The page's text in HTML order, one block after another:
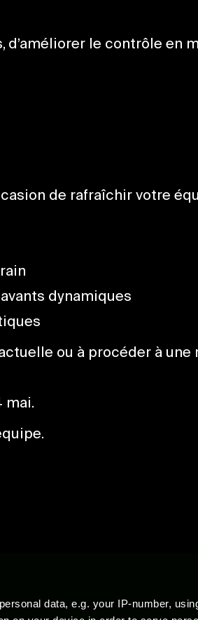
data, e.g. your IP-number,
le contrôle en
de rafraîchir votre
dynamiques
ou à procéder à
mai.
juridiques